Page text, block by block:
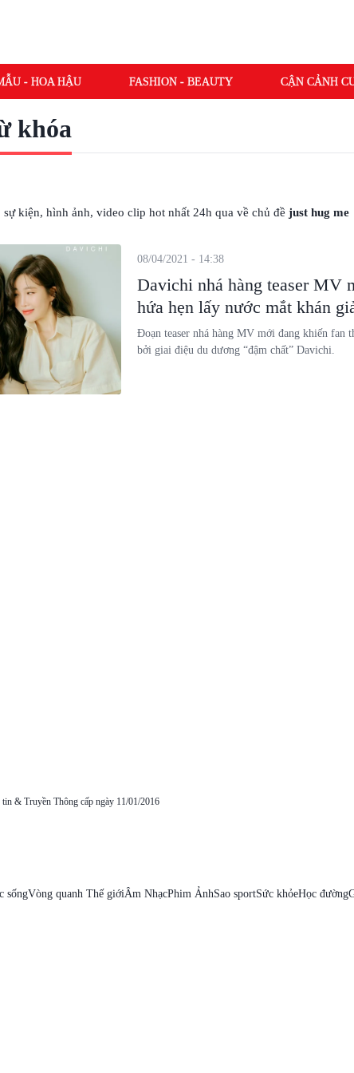
- HOA HẬU FASHION - BEAUTY CẬN CẢNH
khóa
sự kiện, hình ảnh, video clip hot nhất 24h qua về chủ đề just hug me
Davichi nhá hàng teaser MV
hứa hẹn lấy nước mắt khán
08/04/2021 - 14:38
Đoạn teaser nhá hàng MV mới đang khiến fan
bởi giai điệu du dương “đậm chất” Davichi.
& Truyền Thông cấp ngày 11/01/2016
sốngVòng quanh Thế giớiÂm NhạcPhim ẢnhSao sportSức khỏeHọc đường